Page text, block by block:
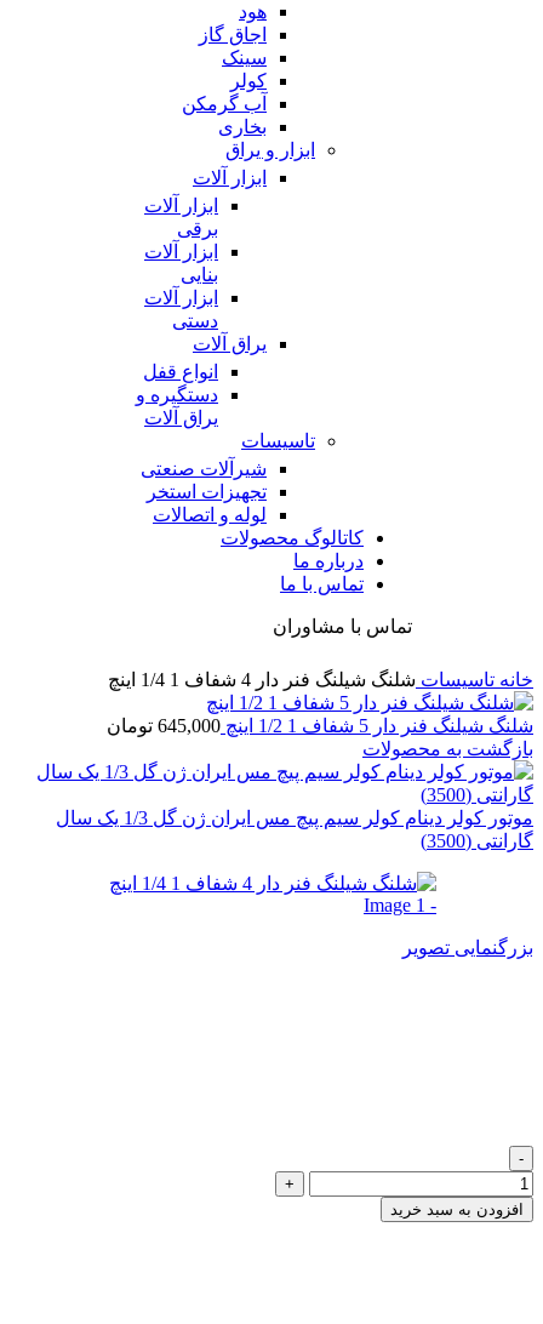
هود
اجاق گاز
سینک
کولر
آب گرمکن
بخاری
ابزار و یراق
ابزار آلات
ابزار آلات
برقی
ابزار آلات
بنایی
ابزار آلات
دستی
یراق آلات
انواع قفل
دستگیره و
یراق آلات
تاسیسات
شیرآلات صنعتی
تجهیزات استخر
لوله و اتصالات
کاتالوگ محصولات
درباره ما
تماس با ما
تماس با مشاوران
خانه تاسیسات شلنگ شیلنگ فنر دار 4 شفاف 1 1/4 اینچ
شلنگ شیلنگ فنر دار 5 شفاف 1 1/2 اینچ 645,000 تومان
بازگشت به محصولات
موتور کولر دینام کولر سیم پیچ مس ایران ژن گل 1/3 یک سال
گارانتی (3500)
بزرگنمایی تصویر
افزودن به سبد خرید